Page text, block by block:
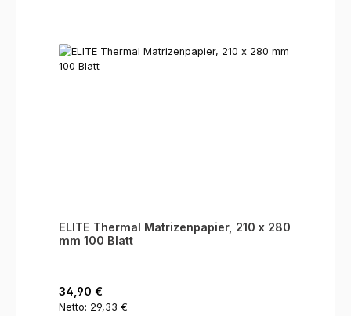
ELITE Thermal Matrizenpapier, 210 x 280
mm 100 Blatt
Regulärer Preis:
34,90 €
Netto: 29,33 €